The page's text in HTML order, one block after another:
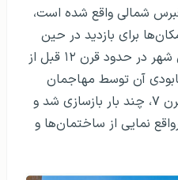
شمالی واقع شده است،
برای بازدید در حین
سفر به قبرس شمالی است. این شهر در حدود قرن ۱۲ قبل از
آن توسط مهاجمان
عرب، زلزله و جزر و مد دریا در قرن ۷، چند بار بازسازی شد و
نمایی از ساختمان‌ها و